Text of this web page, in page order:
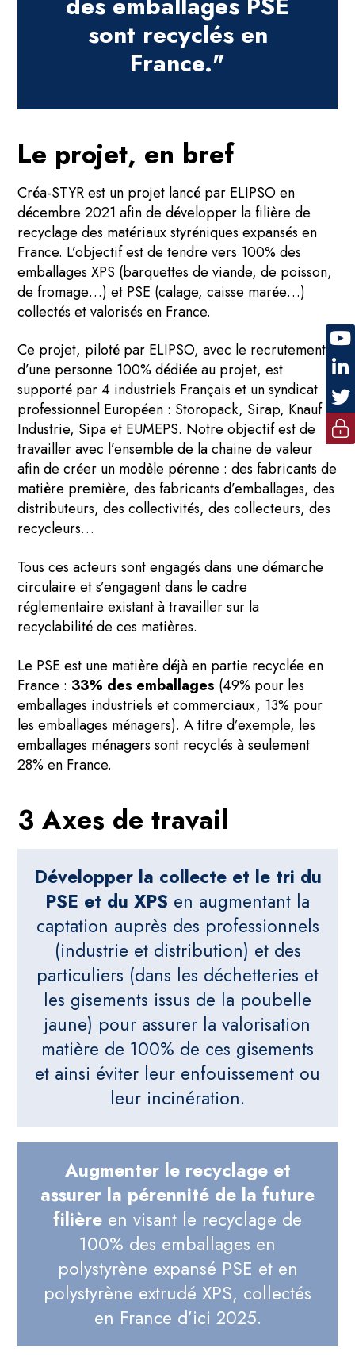
sont recyclés en
France."
Le projet, en bref
Créa-STYR est un projet lancé par ELIPSO en
décembre 2021 afin de développer la filière de
recyclage des matériaux styréniques expansés en
France. L’objectif est de tendre vers 100% des
emballages XPS (barquettes de viande, de poisson,
de fromage…) et PSE (calage, caisse marée…)
collectés et valorisés en France.
Ce projet, piloté par ELIPSO, avec le recrutement
d’une personne 100% dédiée au projet, est
supporté par 4 industriels Français et un syndicat
professionnel Européen : Storopack, Sirap, Knauf
Industrie, Sipa et EUMEPS. Notre objectif est de
travailler avec l’ensemble de la chaine de valeur
afin de créer un modèle pérenne : des fabricants de
matière première, des fabricants d’emballages, des
distributeurs, des collectivités, des collecteurs, des
recycleurs…
Tous ces acteurs sont engagés dans une démarche
circulaire et s’engagent dans le cadre
réglementaire existant à travailler sur la
recyclabilité de ces matières.
Le PSE est une matière déjà en partie recyclée en
France : 33% des emballages (49% pour les
emballages industriels et commerciaux, 13% pour
les emballages ménagers). A titre d’exemple, les
emballages ménagers sont recyclés à seulement
28% en France.
3 Axes de travail
Développer la collecte et le tri du
PSE et du XPS en augmentant la
captation auprès des professionnels
(industrie et distribution) et des
particuliers (dans les déchetteries et
les gisements issus de la poubelle
jaune) pour assurer la valorisation
matière de 100% de ces gisements
et ainsi éviter leur enfouissement ou
leur incinération.
Augmenter le recyclage et
assurer la pérennité de la future
filière en visant le recyclage de
100% des emballages en
polystyrène expansé PSE et en
polystyrène extrudé XPS, collectés
en France d’ici 2025.